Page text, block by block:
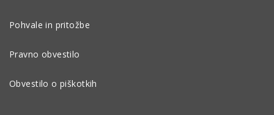
Pohvale in pritožbe
Pravno obvestilo
Obvestilo o piškotkih